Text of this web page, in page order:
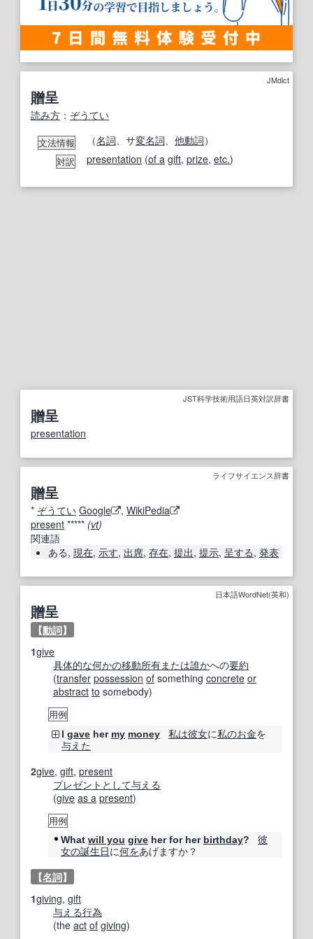
JMdict
贈呈
読み方 ： ぞうてい
文法情報 （名詞 、サ変名詞 他動詞）
対訳 presentation (of a gift, prize, etc.)
JST科学技術用語日英対訳辞書
贈呈
presentation
ライフサイエンス辞書
贈呈
* ぞうてい Google , WikiPedia
present ***** (vt)
関連語
ある, 現在, 示す, 出席, 存在, 提出, 提示, 呈する, 発表
日本語WordNet(英和)
贈呈
【動詞】
1give
具体的な何かの移動所有または誰かへの要約
(transfer possession of something concrete or
abstract to somebody)
用例
I gave her my money 私は彼女に私のお金を
与えた
2give, gift, present
プレゼント として与える
(give as a present)
用例
What will you give her for her birthday?
彼
女の誕生日に何をあげますか？
【名詞】
1giving, gift
与える行為
(the act of giving)